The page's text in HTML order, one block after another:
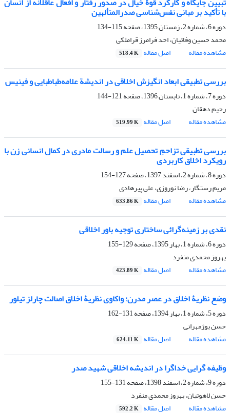
با تأکید بر مبانی نفس‌شناسی صدرالمتألهین
دوره 6، شماره 2، زمستان 1395، صفحه
115-134
محمد حسین وفائیان، احد فرامرز قراملکی
مشاهده مقاله
اصل مقاله 518.4 K
بررسی تطبیقی ابعاد انگیزش اخلاقی در اندیشة علامه‌طباطبایی و فینیس
دوره 7، شماره 1، تابستان 1396، صفحه
121-144
رحیم دهقان
مشاهده مقاله
اصل مقاله 519.99 K
بررسی تطبیقی تزاحمِ تحصیل علم و رسالت مادری در کمال انسانی زن با
رویکرد اخلاق کاربردی
دوره 8، شماره 2، اسفند 1397، صفحه
127-154
مریم رستگار، رضا نوروزی، علی پیرهادی
مشاهده مقاله
اصل مقاله 633.86 K
نقدی بر زمینه‌‌‌‌گرائی ساختاری توجیه باور اخلاقی
دوره 6، شماره 1، بهار 1395، صفحه
129-155
بهروز محمدی منفرد
مشاهده مقاله
اصل مقاله 423.89 K
وضع نظریۀ اخلاق در عصر مدرن؛ واکاوی نظریۀ اخلاق اصالت چارلز تیلور
دوره 5، شماره 1، بهار 1394، صفحه
131-162
حسن بوژمهرانی
مشاهده مقاله
اصل مقاله 624.11 K
وظیفه گرایی خداگرا در اندیشه اخلاقی شهید صدر
دوره 9، شماره 2، اسفند 1398، صفحه
131-155
حسن لاهوتیان، بهروز محمدی منفرد
مشاهده مقاله
اصل مقاله 592.2 K